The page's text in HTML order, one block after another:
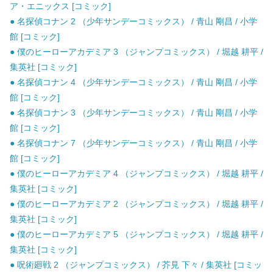
ア・エニックス [コミック]
● 名探偵コナン 2 （少年サンデーコミックス） / 青山 剛昌 / 小学
館 [コミック]
● 僕のヒーローアカデミア 3 （ジャンプコミックス） / 堀越 耕平 /
集英社 [コミック]
● 名探偵コナン 4 （少年サンデーコミックス） / 青山 剛昌 / 小学
館 [コミック]
● 名探偵コナン 3 （少年サンデーコミックス） / 青山 剛昌 / 小学
館 [コミック]
● 名探偵コナン 7 （少年サンデーコミックス） / 青山 剛昌 / 小学
館 [コミック]
● 僕のヒーローアカデミア 4 （ジャンプコミックス） / 堀越 耕平 /
集英社 [コミック]
● 僕のヒーローアカデミア 2 （ジャンプコミックス） / 堀越 耕平 /
集英社 [コミック]
● 僕のヒーローアカデミア 5 （ジャンプコミックス） / 堀越 耕平 /
集英社 [コミック]
● 呪術廻戦 2 （ジャンプコミックス） / 芥見 下々 / 集英社 [コミッ